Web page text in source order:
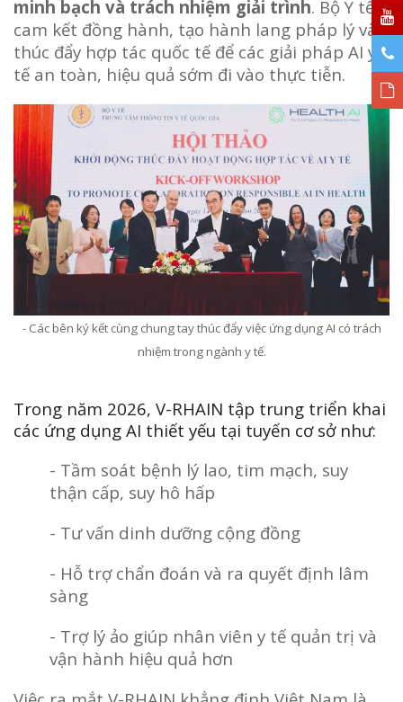
minh bạch và trách nhiệm giải trình. Bộ Y tế
cam kết đồng hành, tạo hành lang pháp lý và
thúc đẩy hợp tác quốc tế để các giải pháp AI y
tế an toàn, hiệu quả sớm đi vào thực tiễn.
- Các bên ký kết cùng chung tay thúc đẩy việc ứng dụng AI có trách
nhiệm trong ngành y tế.
Trong năm 2026, V-RHAIN tập trung triển khai
các ứng dụng AI thiết yếu tại tuyến cơ sở như:
- Tầm soát bệnh lý lao, tim mạch, suy
thận cấp, suy hô hấp
- Tư vấn dinh dưỡng cộng đồng
- Hỗ trợ chẩn đoán và ra quyết định lâm
sàng
- Trợ lý ảo giúp nhân viên y tế quản trị và
vận hành hiệu quả hơn